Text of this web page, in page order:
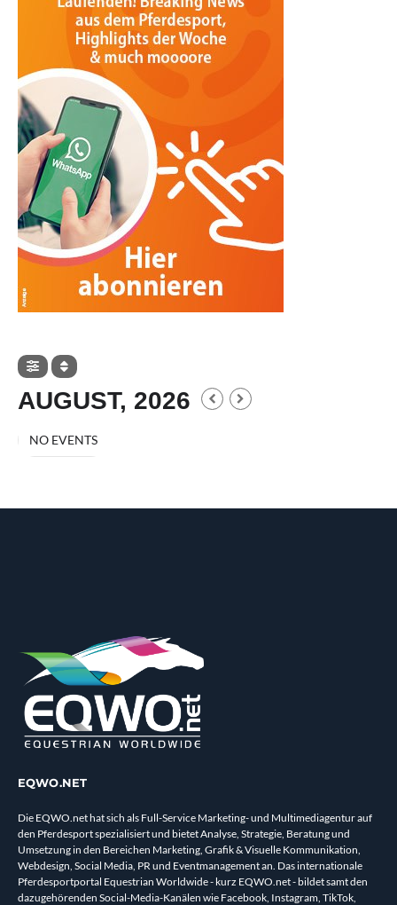
AUGUST, 2026
NO EVENTS
EQWO.NET
Die EQWO.net hat sich als Full-Service Marketing- und Multimediagentur auf
den Pferdesport spezialisiert und bietet Analyse, Strategie, Beratung und
Umsetzung in den Bereichen Marketing, Grafik & Visuelle Kommunikation,
Webdesign, Social Media, PR und Eventmanagement an. Das internationale
Pferdesportportal Equestrian Worldwide - kurz EQWO.net - bildet samt den
dazugehörenden Social-Media-Kanälen wie Facebook, Instagram, TikTok,